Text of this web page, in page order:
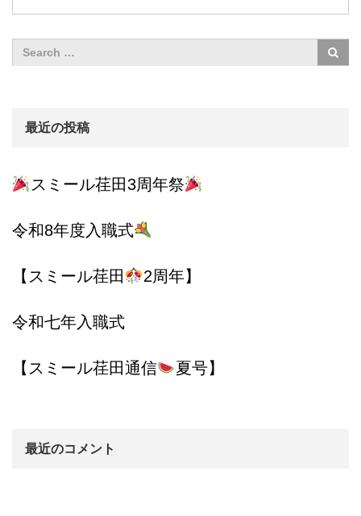
最近の投稿
スミール荏田3周年祭
令和8年度入職式
【スミール荏田 2周年】
令和七年入職式
【スミール荏田通信 夏号】
最近のコメント